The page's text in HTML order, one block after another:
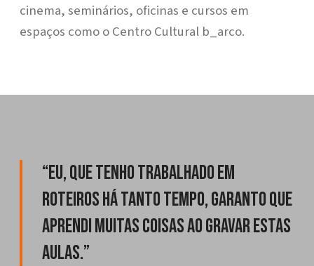
cinema, seminários, oficinas e cursos em
espaços como o Centro Cultural b_arco.
“Eu, que tenho trabalhado em
roteiros há tanto tempo, garanto que
aprendi muitas coisas ao gravar estas
aulas.”